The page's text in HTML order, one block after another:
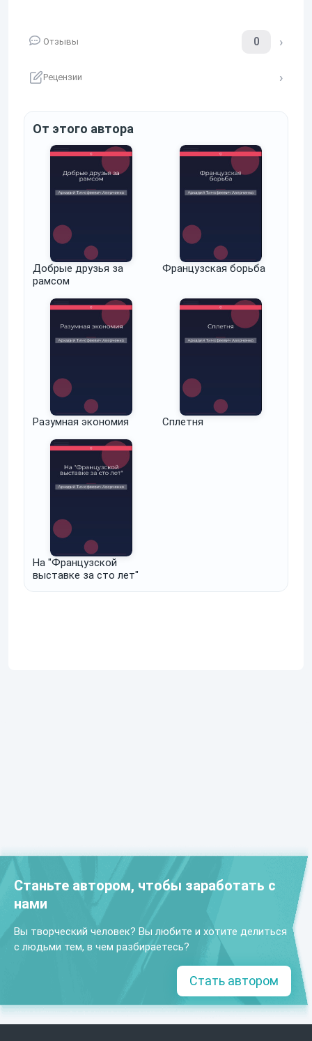
Отзывы 0
Рецензии
От этого автора
Добрые друзья за
рамсом
Французская борьба
Разумная экономия Сплетня
На "Французской
выставке за сто лет"
Станьте автором, чтобы заработать с
нами
Вы творческий человек? Вы любите и хотите делиться
с людьми тем, в чем разбираетесь?
Стать автором